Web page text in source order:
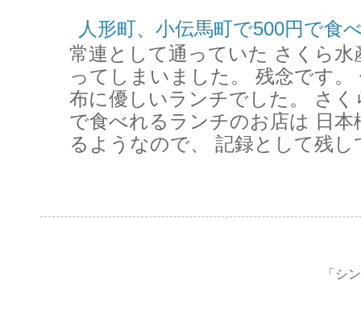
人形町、小伝馬町で500円で食
常連として通っていた さくら
ってしまいました。 残念です
布に優しいランチでした。 さ
で食べれるランチのお店は 日
るようなので、 記録として残
「シ